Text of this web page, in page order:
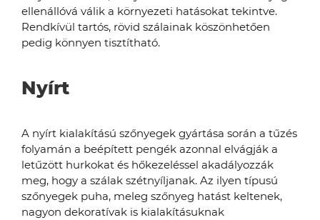
ellenállóvá válik a környezeti hatásokat tekintve.
Rendkívül tartós, rövid szálainak köszönhetően
pedig könnyen tisztítható.
Nyírt
A nyírt kialakítású szőnyegek gyártása során a tűzés
folyamán a beépített pengék azonnal elvágják a
letűzött hurkokat és hőkezeléssel akadályozzák
meg, hogy a szálak szétnyíljanak. Az ilyen típusú
szőnyegek puha, meleg szőnyeg hatást keltenek,
nagyon dekoratívak is kialakításuknak